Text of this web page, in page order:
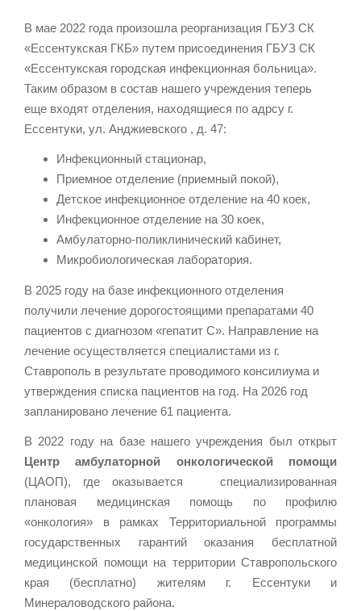
В мае 2022 года произошла реорганизация ГБУЗ СК
«Ессентукская ГКБ» путем присоединения ГБУЗ СК
«Ессентукская городская инфекционная больница».
Таким образом в состав нашего учреждения теперь
еще входят отделения, находящиеся по адрсу г.
Ессентуки, ул. Анджиевского , д. 47:
Инфекционный стационар,
Приемное отделение (приемный покой),
Детское инфекционное отделение на 40 коек,
Инфекционное отделение на 30 коек,
Амбулаторно-поликлинический кабинет,
Микробиологическая лаборатория.
В 2025 году на базе инфекционного отделения
получили лечение дорогостоящими препаратами 40
пациентов с диагнозом «гепатит С». Направление на
лечение осуществляется специалистами из г.
Ставрополь в результате проводимого консилиума и
утверждения списка пациентов на год. На 2026 год
запланировано лечение 61 пациента.
В 2022 году на базе нашего учреждения был открыт
Центр амбулаторной онкологической помощи
(ЦАОП), где оказывается специализированная
плановая медицинская помощь по профилю
«онкология» в рамках Территориальной программы
государственных гарантий оказания бесплатной
медицинской помощи на территории Ставропольского
края (бесплатно) жителям г. Ессентуки и
Минераловодского района.